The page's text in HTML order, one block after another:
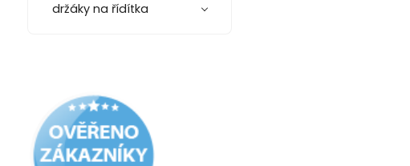
držáky na řídítka